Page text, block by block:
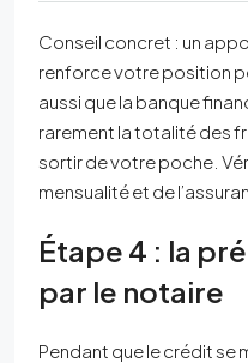
Conseil concret : un
renforce votre position
aussi que la banque
rarement la totalité des
sortir de votre poche.
mensualité et de
Étape 4 : la
par le notaire
Pendant que le crédit se